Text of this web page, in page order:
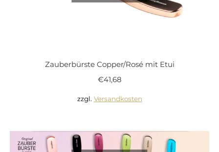
Zauberbürste Copper/Rosé mit Etui
€41,68
zzgl. Versandkosten